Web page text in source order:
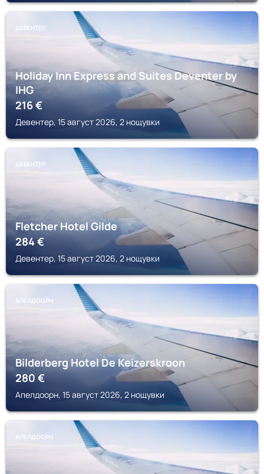
ДЕВЕНТЕР
Holiday Inn Express and Suites Deventer by
IHG
216€
Девентер, 15 август 2026, 2 нощувки
ДЕВЕНТЕР
Fletcher Hotel Gilde
284€
Девентер, 15 август 2026, 2 нощувки
АПЕЛДООРН
Bilderberg Hotel De Keizerskroon
280€
Апелдоорн, 15 август 2026, 2 нощувки
АПЕЛДООРН